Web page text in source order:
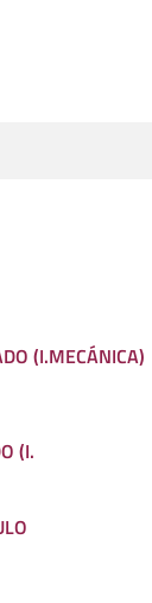
(I.MECÁNICA)
(I.